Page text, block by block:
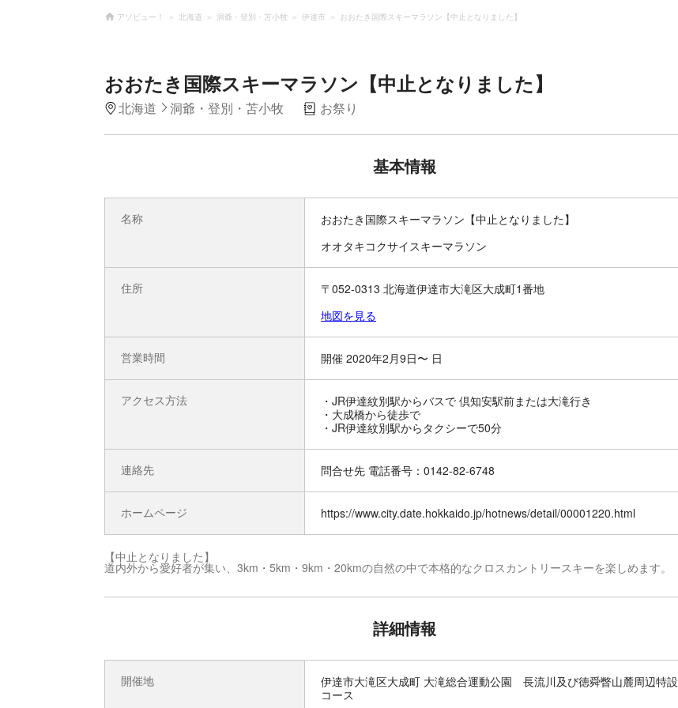
アソビュー！ 北海道 洞爺・登別・苫小牧 伊達市 おおたき国際スキーマラソン【中止となりました】
おおたき国際スキーマラソン【中止となりました】
北海道 洞爺・登別・苫小牧 お祭り
基本情報
名称
おおたき国際スキーマラソン【中止となりました】
オオタキコクサイスキーマラソン
住所
〒052-0313 北海道伊達市大滝区大成町1番地
地図を見る
営業時間 開催 2020年2月9日〜 日
アクセス方法
・JR伊達紋別駅からバスで 倶知安駅前または大滝行き
・大成橋から徒歩で
・JR伊達紋別駅からタクシーで50分
連絡先 問合せ先 電話番号：0142-82-6748
ホームページ https://www.city.date.hokkaido.jp/hotnews/detail/00001220.html
【中止となりました】
道内外から愛好者が集い、3km・5km・9km・20kmの自然の中で本格的なクロスカントリースキーを楽しめます。
詳細情報
開催地
伊達市大滝区大成町 大滝総合運動公園 長流川及び徳舜瞥山麓周辺特設
コース